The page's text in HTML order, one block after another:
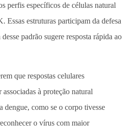
perfis específicos de células natural
Essas estruturas participam da defesa
padrão sugere resposta rápida ao
que respostas celulares
associadas à proteção natural
dengue, como se o corpo tivesse
o vírus com maior